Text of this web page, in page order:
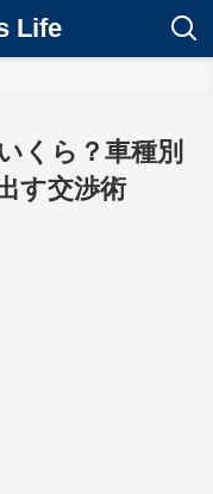
Life
くら？車種別
す交渉術